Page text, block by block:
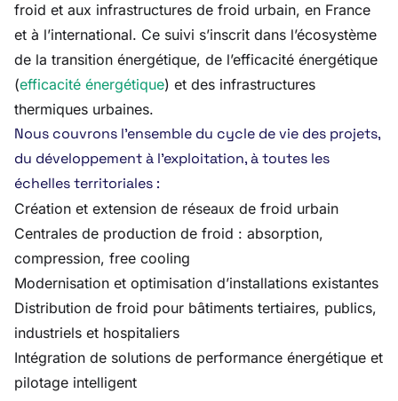
froid et aux infrastructures de froid urbain, en France
et à l’international. Ce suivi s’inscrit dans l’écosystème
de la transition énergétique, de l’efficacité énergétique
(efficacité énergétique) et des infrastructures
thermiques urbaines.
Nous couvrons l’ensemble du cycle de vie des projets,
du développement à l’exploitation, à toutes les
échelles territoriales :
Création et extension de réseaux de froid urbain
Centrales de production de froid : absorption,
compression, free cooling
Modernisation et optimisation d’installations existantes
Distribution de froid pour bâtiments tertiaires, publics,
industriels et hospitaliers
Intégration de solutions de performance énergétique et
pilotage intelligent